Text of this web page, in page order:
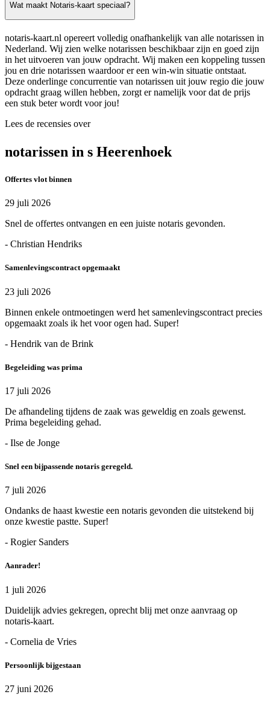
Wat maakt Notaris-kaart speciaal?
notaris-kaart.nl opereert volledig onafhankelijk van alle notarissen in
Nederland. Wij zien welke notarissen beschikbaar zijn en goed zijn
in het uitvoeren van jouw opdracht. Wij maken een koppeling tussen
jou en drie notarissen waardoor er een win-win situatie ontstaat.
Deze onderlinge concurrentie van notarissen uit jouw regio die jouw
opdracht graag willen hebben, zorgt er namelijk voor dat de prijs
een stuk beter wordt voor jou!
Lees de recensies over
notarissen in s Heerenhoek
Offertes vlot binnen
29 juli 2026
Snel de offertes ontvangen en een juiste notaris gevonden.
- Christian Hendriks
Samenlevingscontract opgemaakt
23 juli 2026
Binnen enkele ontmoetingen werd het samenlevingscontract precies
opgemaakt zoals ik het voor ogen had. Super!
- Hendrik van de Brink
Begeleiding was prima
17 juli 2026
De afhandeling tijdens de zaak was geweldig en zoals gewenst.
Prima begeleiding gehad.
- Ilse de Jonge
Snel een bijpassende notaris geregeld.
7 juli 2026
Ondanks de haast kwestie een notaris gevonden die uitstekend bij
onze kwestie pastte. Super!
- Rogier Sanders
Aanrader!
1 juli 2026
Duidelijk advies gekregen, oprecht blij met onze aanvraag op
notaris-kaart.
- Cornelia de Vries
Persoonlijk bijgestaan
27 juni 2026